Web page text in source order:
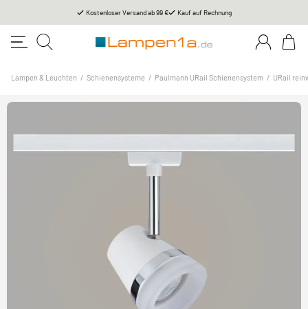
Kostenloser Versand ab 99 € Kauf auf Rechnung
Lampen & Leuchten / Schienensysteme / Paulmann URail Schienensystem / URail